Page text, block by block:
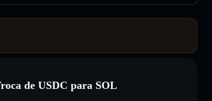
de USDC para SOL